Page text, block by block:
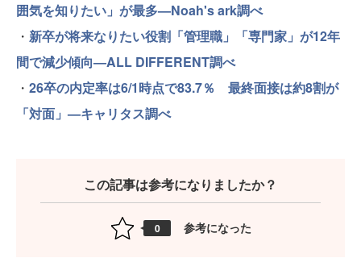
囲気を知りたい」が最多—Noah's ark調べ
・ 新卒が将来なりたい役割「管理職」「専門家」が12年
間で減少傾向—ALL DIFFERENT調べ
・ 26卒の内定率は6/1時点で83.7％ 最終面接は約8割が
「対面」—キャリタス調べ
この記事は参考になりましたか？
0 参考になった